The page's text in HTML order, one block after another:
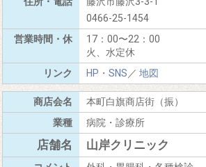
0466-25-1454
17：00〜22：00
火、水定休
HP・SNS／ 地図
本町白旗商店街（振）
病院・診療所
山岸クリニック